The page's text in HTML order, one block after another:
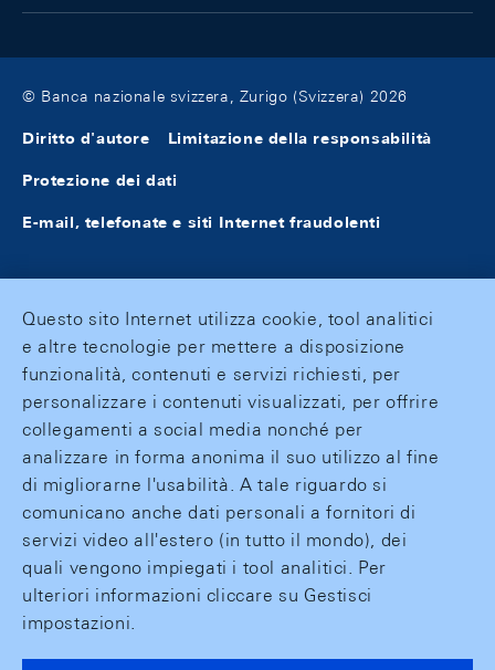
© Banca nazionale svizzera, Zurigo (Svizzera) 2026
Diritto d'autore Limitazione della responsabilità
Protezione dei dati
E-mail, telefonate e siti Internet fraudolenti
Questo sito Internet utilizza cookie, tool analitici
e altre tecnologie per mettere a disposizione
funzionalità, contenuti e servizi richiesti, per
personalizzare i contenuti visualizzati, per offrire
collegamenti a social media nonché per
analizzare in forma anonima il suo utilizzo al fine
di migliorarne l'usabilità. A tale riguardo si
comunicano anche dati personali a fornitori di
servizi video all'estero (in tutto il mondo), dei
quali vengono impiegati i tool analitici. Per
ulteriori informazioni cliccare su Gestisci
impostazioni.